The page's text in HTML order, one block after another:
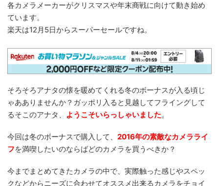
各カメラメーカーがクリスマスや年末商戦に向けて動き始め
ています。
楽天は12月5日からスーパーセールですね。
そろそろアナタの懐を暖めてくれる冬のボーナスが入る頃じ
ゃあありませんか？ガッポリ入ると見越してフライングして
るそこのアナタ、
ようこそいらっしゃいました。
今回は冬のボーナスで購入して、 2016年の素敵なカメラライ
フを満喫したいのならばどのカメラを買うべきか？
今までまとめてきたカメラの中で、実際触った感じやスペッ
クなどからニーズに合わせてオススメ出来るカメラをチョイ